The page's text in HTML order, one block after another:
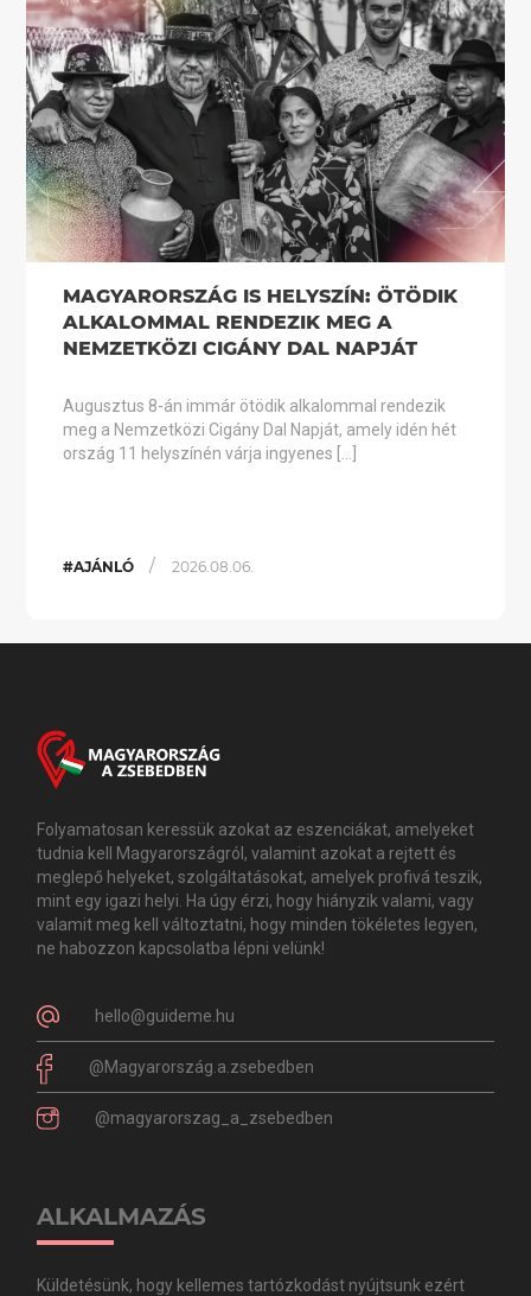
MAGYARORSZÁG IS HELYSZÍN: ÖTÖDIK
ALKALOMMAL RENDEZIK MEG A
NEMZETKÖZI CIGÁNY DAL NAPJÁT
Augusztus 8-án immár ötödik alkalommal rendezik
meg a Nemzetközi Cigány Dal Napját, amely idén hét
ország 11 helyszínén várja ingyenes […]
#AJÁNLÓ / 2026.08.06.
Folyamatosan keressük azokat az eszenciákat, amelyeket
tudnia kell Magyarországról, valamint azokat a rejtett és
meglepő helyeket, szolgáltatásokat, amelyek profivá teszik,
mint egy igazi helyi. Ha úgy érzi, hogy hiányzik valami, vagy
valamit meg kell változtatni, hogy minden tökéletes legyen,
ne habozzon kapcsolatba lépni velünk!
hello@guideme.hu
@Magyarország.a.zsebedben
@magyarorszag_a_zsebedben
ALKALMAZÁS
Küldetésünk, hogy kellemes tartózkodást nyújtsunk ezért